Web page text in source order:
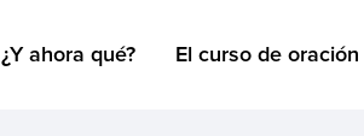
¿Y ahora qué? El curso de oración